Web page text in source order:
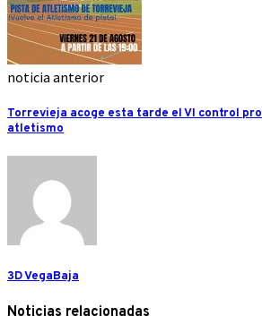
noticia anterior
Torrevieja acoge esta tarde el VI control
atletismo
3D VegaBaja